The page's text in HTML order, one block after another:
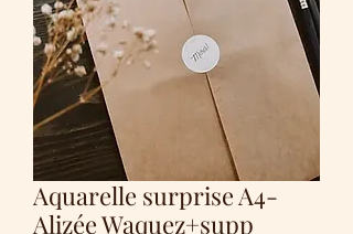
Aquarelle surprise A4-
Alizée Waquez+supp